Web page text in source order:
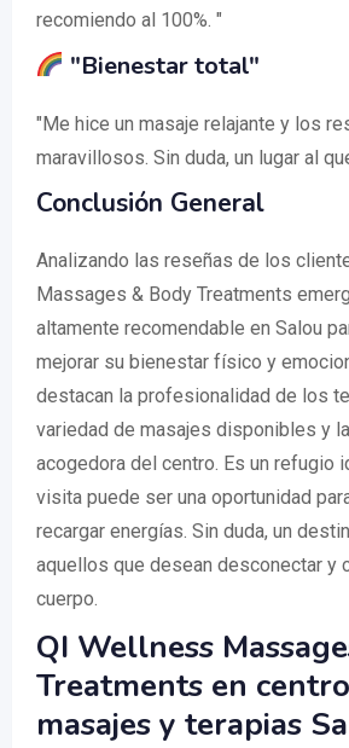
recomiendo al 100%. "
"Bienestar total"
"Me hice un masaje relajante y los
maravillosos. Sin duda, un lugar al
Conclusión General
Analizando las reseñas de los
Massages & Body Treatments
altamente recomendable en Salou
mejorar su bienestar físico y
destacan la profesionalidad de los
variedad de masajes disponibles y
acogedora del centro. Es un refugio
visita puede ser una oportunidad
recargar energías. Sin duda, un
aquellos que desean desconectar y
cuerpo.
QI Wellness
Treatments en
masajes y terapias